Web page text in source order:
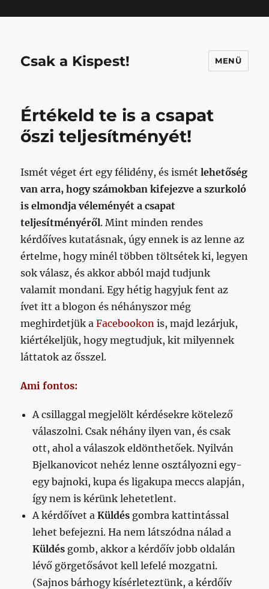
Csak a Kispest! MENÜ
Értékeld te is a csapat
őszi teljesítményét!
Ismét véget ért egy félidény, és ismétlehetőség
van arra, hogy számokban kifejezve a szurkoló
is elmondja véleményét a csapat
teljesítményéről. Mint minden rendes
kérdőíves kutatásnak, úgy ennek is az lenne az
értelme, hogy minél többen töltsétek ki, legyen
sok válasz, és akkor abból majd tudjunk
valamit mondani. Egy hétig hagyjuk fent az
ívet itt a blogon és néhányszor még
meghirdetjük aFacebookon is, majd lezárjuk,
kiértékeljük, hogy megtudjuk, kit milyennek
láttatok az ősszel.
Ami fontos:
A csillaggal megjelölt kérdésekre kötelező
válaszolni. Csak néhány ilyen van, és csak
ott, ahol a válaszok eldönthetőek. Nyilván
Bjelkanovicot nehéz lenne osztályozni egy-
egy bajnoki, kupa és ligakupa meccs alapján,
így nem is kérünk lehetetlent.
A kérdőívet aKüldés gombra kattintással
lehet befejezni. Ha nem látszódna nálad a
Küldés gomb, akkor a kérdőív jobb oldalán
lévő görgetősávot kell lefelé mozgatni.
(Sajnos bárhogy kísérleteztünk, a kérdőív